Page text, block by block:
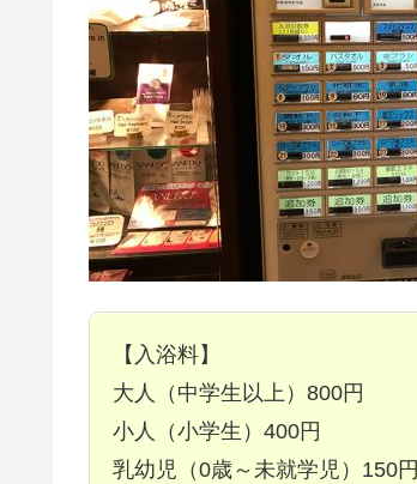
【入浴料】
大人（中学生以上）800円
小人（小学生）400円
乳幼児（0歳～未就学児）150円